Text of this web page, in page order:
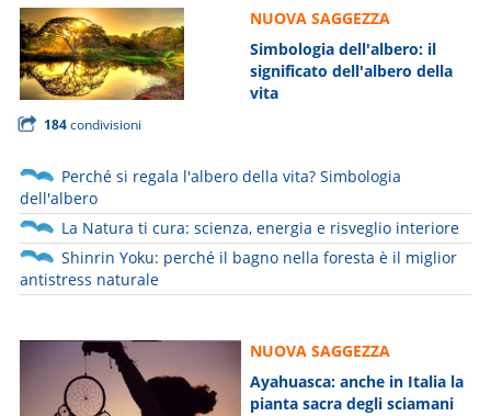
NUOVA SAGGEZZA
Simbologia dell'albero: il
significato dell'albero della
vita
184condivisioni
Perché si regala l'albero della vita? Simbologia
dell'albero
La Natura ti cura: scienza, energia e risveglio interiore
Shinrin Yoku: perché il bagno nella foresta è il miglior
antistress naturale
NUOVA SAGGEZZA
Ayahuasca: anche in Italia la
pianta sacra degli sciamani